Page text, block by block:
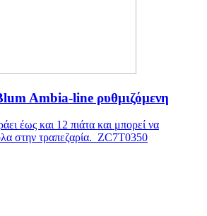
Ambia-line ρυθμιζόμενη
έως και 12 πιάτα και μπορεί να
στην τραπεζαρία. ZC7T0350